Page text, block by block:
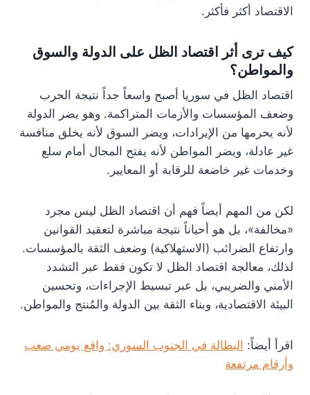
الاقتصاد أكثر فأكثر.
كيف ترى أثر اقتصاد الظل على الدولة والسوق
والمواطن؟
اقتصاد الظل في سوريا أصبح واسعاً جداً نتيجة الحرب
وضعف المؤسسات والأزمات المتراكمة. وهو يضر الدولة
لأنه يحرمها من الإيرادات، ويضر السوق لأنه يخلق منافسة
غير عادلة، ويضر المواطن لأنه يفتح المجال أمام سلع
وخدمات غير خاضعة للرقابة أو المعايير.
لكن من المهم أيضاً فهم أن اقتصاد الظل ليس مجرد
«مخالفة»، بل هو أحياناً نتيجة مباشرة لتعقيد القوانين
وارتفاع الضرائب (الاستهلاكية) وضعف الثقة بالمؤسسات.
لذلك، معالجة اقتصاد الظل لا تكون فقط عبر التشدد
الأمني والضريبي، بل عبر تبسيط الإجراءات، وتحسين
البيئة الاقتصادية، وبناء الثقة بين الدولة والمُنتج والمواطن.
اقرأ أيضاً: البطالة في الجنوب السوري: واقع يومي صعب
وأرقام مرتفعة